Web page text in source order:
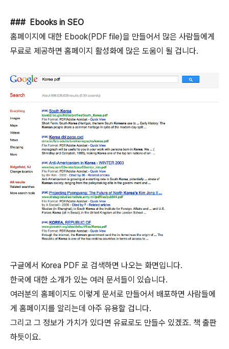
### Ebooks in SEO
홈페이지에 대한 Ebook(PDF file)을 만들어서 많은 사람들에게
무료로 제공하면 홈페이지 활성화에 많은 도움이 될 겁니다.
구글에서 Korea PDF 로 검색하면 나오는 화면입니다.
한국에 대한 소개가 있는 여러 문서들이 있습니다.
여러분의 홈페이지도 이렇게 문서로 만들어서 배포하면 사람들에
게 홈페이지를 알리는데 아주 유용할 겁니다.
그리고 그 정보가 가치가 있다면 유료로도 만들수 있겠죠. 책 출판
하듯이요.